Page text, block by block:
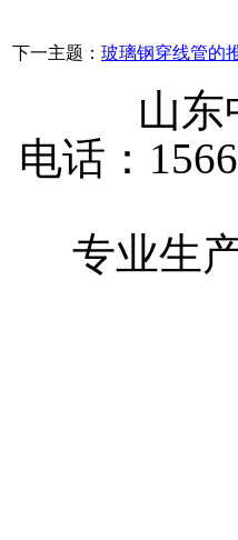
下一主题： 玻璃钢穿线管的
山
电话：
专业生